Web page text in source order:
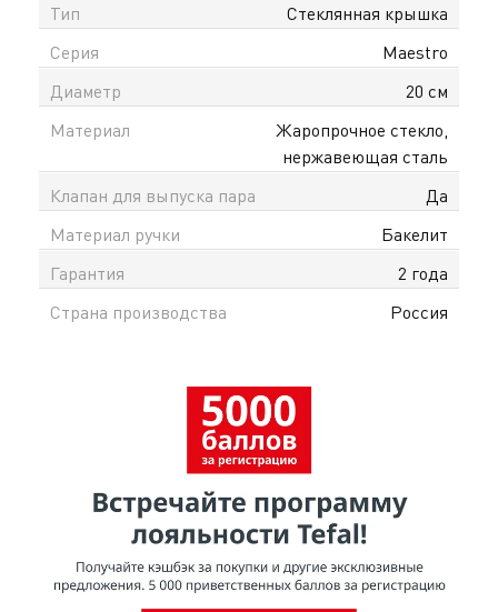
Тип
Стеклянная крышка
Серия
Maestro
Диаметр
20 см
Материал
Жаропрочное стекло,
нержавеющая сталь
Клапан для выпуска пара
Да
Материал ручки
Бакелит
Гарантия
2 года
Страна производства
Россия